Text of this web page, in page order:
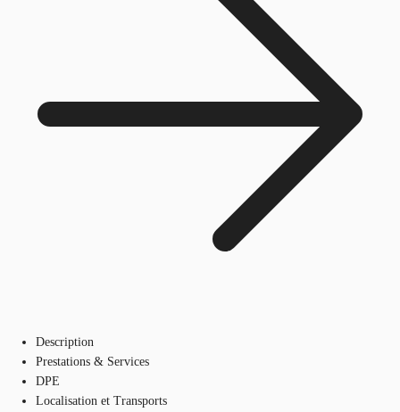
Description
Prestations & Services
DPE
Localisation et Transports